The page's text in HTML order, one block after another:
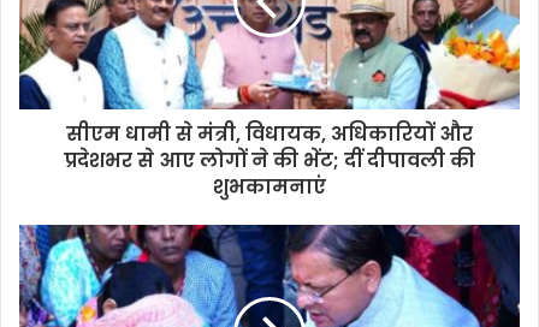
सीएम धामी से मंत्री, विधायक, अधिकारियों और
प्रदेशभर से आए लोगों ने की भेंट; दीं दीपावली की
शुभकामनाएं